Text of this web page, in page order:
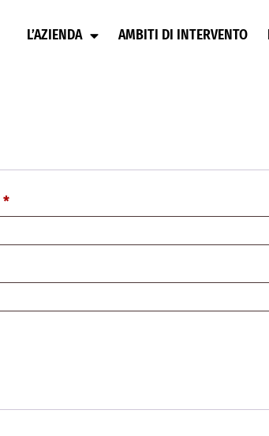
L’AZIENDA AMBITI DI INTERVENTO
*